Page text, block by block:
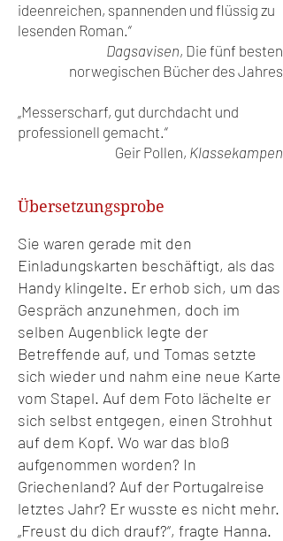
ideenreichen, spannenden und flüssig zu
lesenden Roman.“
Dagsavisen, Die fünf besten
norwegischen Bücher des Jahres
„Messerscharf, gut durchdacht und
professionell gemacht.“
Geir Pollen, Klassekampen
Übersetzungsprobe
Sie waren gerade mit den
Einladungskarten beschäftigt, als das
Handy klingelte. Er erhob sich, um das
Gespräch anzunehmen, doch im
selben Augenblick legte der
Betreffende auf, und Tomas setzte
sich wieder und nahm eine neue Karte
vom Stapel. Auf dem Foto lächelte er
sich selbst entgegen, einen Strohhut
auf dem Kopf. Wo war das bloß
aufgenommen worden? In
Griechenland? Auf der Portugalreise
letztes Jahr? Er wusste es nicht mehr.
„Freust du dich drauf?“, fragte Hanna.